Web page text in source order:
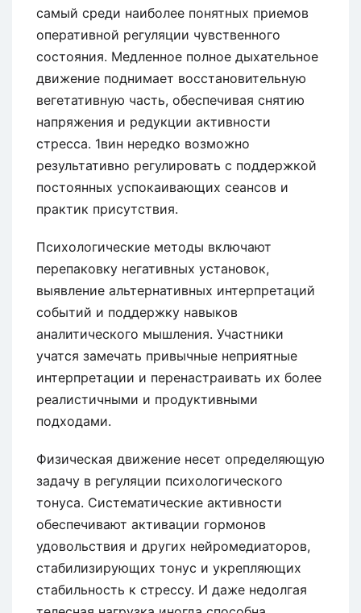
самый среди наиболее понятных приемов
оперативной регуляции чувственного
состояния. Медленное полное дыхательное
движение поднимает восстановительную
вегетативную часть, обеспечивая снятию
напряжения и редукции активности
стресса. 1вин нередко возможно
результативно регулировать с поддержкой
постоянных успокаивающих сеансов и
практик присутствия.
Психологические методы включают
перепаковку негативных установок,
выявление альтернативных интерпретаций
событий и поддержку навыков
аналитического мышления. Участники
учатся замечать привычные неприятные
интерпретации и перенастраивать их более
реалистичными и продуктивными
подходами.
Физическая движение несет определяющую
задачу в регуляции психологического
тонуса. Систематические активности
обеспечивают активации гормонов
удовольствия и других нейромедиаторов,
стабилизирующих тонус и укрепляющих
стабильность к стрессу. И даже недолгая